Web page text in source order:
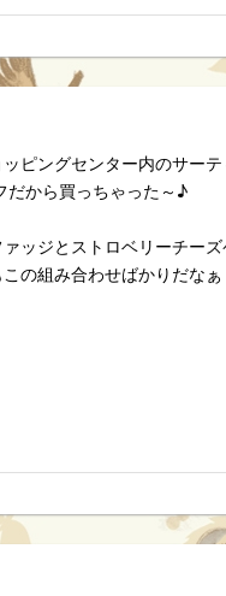
ピングセンター内のサー
だから買っちゃった～♪
ッジとストロベリーチー
の組み合わせばかりだなぁ